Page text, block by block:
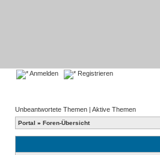
Anmelden Registrieren
Unbeantwortete Themen | Aktive Themen
Portal » Foren-Übersicht